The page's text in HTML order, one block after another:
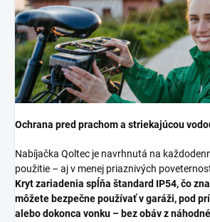
Ochrana pred prachom a striekajúcou
Nabíjačka Qoltec je navrhnutá na
použitie – aj v menej priaznivých
Kryt zariadenia spĺňa štandard IP54, čo
môžete bezpečne používať v garáži, pod
alebo dokonca vonku – bez obáv z